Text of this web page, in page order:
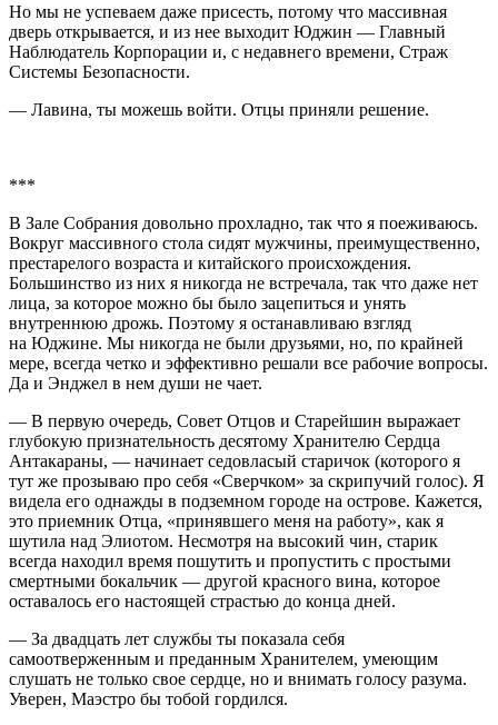
Но мы не успеваем даже присесть, потому что массивная
дверь открывается, и из нее выходит Юджин — Главный
Наблюдатель Корпорации и, с недавнего времени, Страж
Системы Безопасности.
— Лавина, ты можешь войти. Отцы приняли решение.
***
В Зале Собрания довольно прохладно, так что я поеживаюсь.
Вокруг массивного стола сидят мужчины, преимущественно,
престарелого возраста и китайского происхождения.
Большинство из них я никогда не встречала, так что даже нет
лица, за которое можно бы было зацепиться и унять
внутреннюю дрожь. Поэтому я останавливаю взгляд
на Юджине. Мы никогда не были друзьями, но, по крайней
мере, всегда четко и эффективно решали все рабочие вопросы.
Да и Энджел в нем души не чает.
— В первую очередь, Совет Отцов и Старейшин выражает
глубокую признательность десятому Хранителю Сердца
Антакараны, — начинает седовласый старичок (которого я
тут же прозываю про себя «Сверчком» за скрипучий голос). Я
видела его однажды в подземном городе на острове. Кажется,
это приемник Отца, «принявшего меня на работу», как я
шутила над Элиотом. Несмотря на высокий чин, старик
всегда находил время пошутить и пропустить с простыми
смертными бокальчик — другой красного вина, которое
оставалось его настоящей страстью до конца дней.
— За двадцать лет службы ты показала себя
самоотверженным и преданным Хранителем, умеющим
слушать не только свое сердце, но и внимать голосу разума.
Уверен, Маэстро бы тобой гордился.